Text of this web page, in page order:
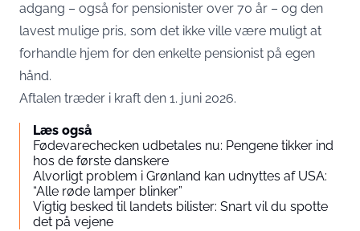
adgang – også for pensionister over 70 år – og den
lavest mulige pris, som det ikke ville være muligt at
forhandle hjem for den enkelte pensionist på egen
hånd.
Aftalen træder i kraft den 1. juni 2026.
Læs også
Fødevarechecken udbetales nu: Pengene tikker ind
hos de første danskere
Alvorligt problem i Grønland kan udnyttes af USA:
“Alle røde lamper blinker”
Vigtig besked til landets bilister: Snart vil du spotte
det på vejene